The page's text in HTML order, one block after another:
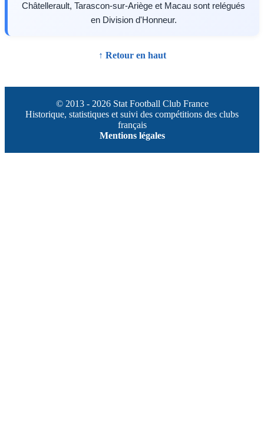
Châtellerault, Tarascon-sur-Ariège et Macau sont relégués
en Division d'Honneur.
↑ Retour en haut
© 2013 - 2026 Stat Football Club France
Historique, statistiques et suivi des compétitions des clubs
français
Mentions légales